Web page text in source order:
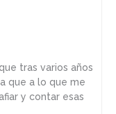
tras varios años
que a lo que me
y contar esas